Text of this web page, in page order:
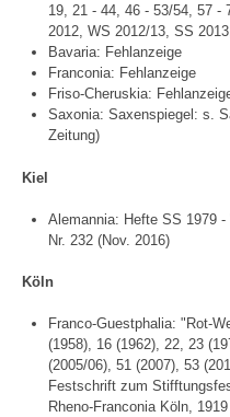
19, 21 - 44, 46 - 53/54, 57 -
2012, WS 2012/13, SS
Bavaria: Fehlanzeige
Franconia: Fehlanzeige
Friso-Cheruskia:
Saxonia: Saxenspiegel: s.
Zeitung)
Kiel
Alemannia: Hefte SS 1979
Nr. 232 (Nov. 2016)
Köln
Franco-Guestphalia: "Rot-
(1958), 16 (1962), 22, 23
(2005/06), 51 (2007), 53
Festschrift zum
Rheno-Franconia Köln,